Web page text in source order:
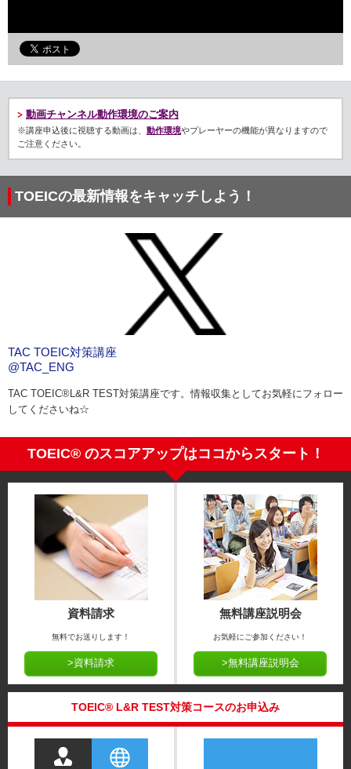
動画チャンネル動作環境のご案内
※講座申込後に視聴する動画は、 動作環境やプレーヤーの機能が異なりますので
ご注意ください。
TOEICの最新情報をキャッチしよう！
TAC TOEIC対策講座
@TAC_ENG
TAC TOEIC®︎L&R TEST対策講座です。情報収集としてお気軽にフォロー
してくださいね☆
TOEIC® のスコアアップはココからスタート！
資料請求
無料でお送りします！
>資料請求
無料講座説明会
お気軽にご参加ください！
>無料講座説明会
TOEIC® L&R TEST対策コースのお申込み